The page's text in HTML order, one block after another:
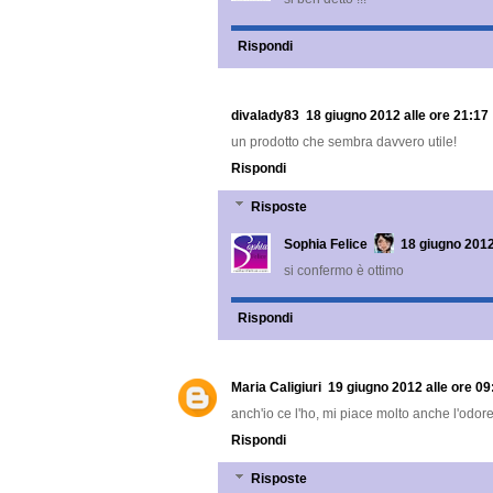
Rispondi
divalady83 18 giugno 2012 alle ore 21:17
un prodotto che sembra davvero utile!
Rispondi
Risposte
Sophia Felice
18 giugno
si confermo è ottimo
Rispondi
Maria Caligiuri 19 giugno 2012 alle ore
anch'io ce l'ho, mi piace molto anche
Rispondi
Risposte